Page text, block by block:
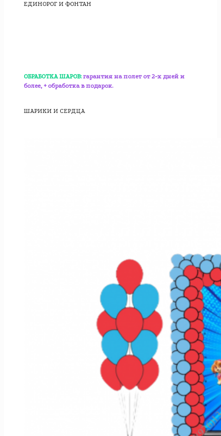
ЕДИНОРОГ И ФОНТАН
ОБРАБОТКА ШАРОВ: гарантия на полет от 2-х дней и
более, + обработка в подарок.
ШАРИКИ И СЕРДЦА